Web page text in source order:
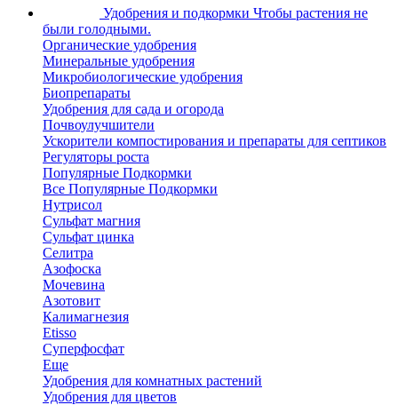
Удобрения и подкормки Чтобы растения не
были голодными.
Органические удобрения
Минеральные удобрения
Микробиологические удобрения
Биопрепараты
Удобрения для сада и огорода
Почвоулучшители
Ускорители компостирования и препараты для септиков
Регуляторы роста
Популярные Подкормки
Все Популярные Подкормки
Нутрисол
Сульфат магния
Сульфат цинка
Селитра
Азофоска
Мочевина
Азотовит
Калимагнезия
Etisso
Суперфосфат
Еще
Удобрения для комнатных растений
Удобрения для цветов